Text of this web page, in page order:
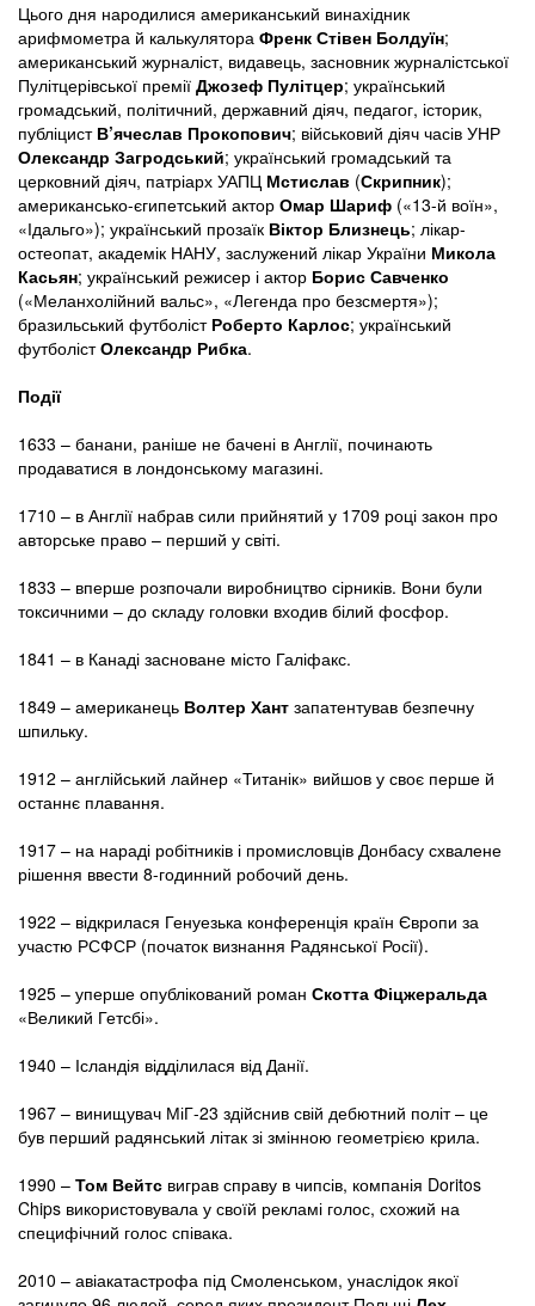
Цього дня народилися американський винахідник
арифмометра й калькулятора Френк Стівен Болдуїн;
американський журналіст, видавець, засновник журналістської
Пулітцерівської премії Джозеф Пулітцер; український
громадський, політичний, державний діяч, педагог, історик,
публіцист В’ячеслав Прокопович; військовий діяч часів УНР
Олександр Загродський; український громадський та
церковний діяч, патріарх УАПЦ Мстислав (Скрипник);
американсько-єгипетський актор Омар Шариф («13-й воїн»,
«Ідальго»); український прозаїк Віктор Близнець; лікар-
остеопат, академік НАНУ, заслужений лікар України Микола
Касьян; український режисер і актор Борис Савченко
(«Меланхолійний вальс», «Легенда про безсмертя»);
бразильський футболіст Роберто Карлос; український
футболістОлександр Рибка.
Події
1633 – банани, раніше не бачені в Англії, починають
продаватися в лондонському магазині.
1710 – в Англії набрав сили прийнятий у 1709 році закон про
авторське право – перший у світі.
1833 – вперше розпочали виробництво сірників. Вони були
токсичними – до складу головки входив білий фосфор.
1841 – в Канаді засноване місто Галіфакс.
1849 – американець Волтер Хант запатентував безпечну
шпильку.
1912 – англійський лайнер «Титанік» вийшов у своє перше й
останнє плавання.
1917 – на нараді робітників і промисловців Донбасу схвалене
рішення ввести 8-годинний робочий день.
1922 – відкрилася Генуезька конференція країн Європи за
участю РСФСР (початок визнання Радянської Росії).
1925 – уперше опублікований роман Скотта Фіцжеральда
«Великий Гетсбі».
1940 – Ісландія відділилася від Данії.
1967 – винищувач МіГ-23 здійснив свій дебютний політ – це
був перший радянський літак зі змінною геометрією крила.
1990 – Том Вейтс виграв справу в чипсів, компанія Doritos
Chips використовувала у своїй рекламі голос, схожий на
специфічний голос співака.
2010 – авіакатастрофа під Смоленськом, унаслідок якої